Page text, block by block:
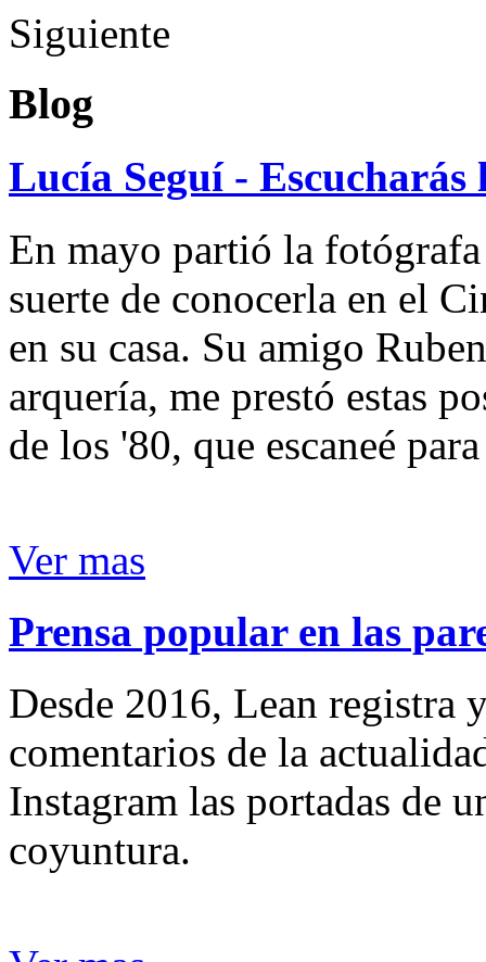
Siguiente
Blog
Lucía Seguí - Escucharás
En mayo partió la
suerte de conocerla en el
en su casa. Su amigo
arquería, me prestó estas
de los '80, que escaneé
Ver mas
Prensa popular en las
Desde 2016, Lean registra
comentarios de la
Instagram las portadas de
coyuntura.